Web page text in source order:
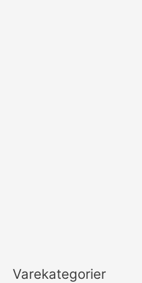
Varekategorier